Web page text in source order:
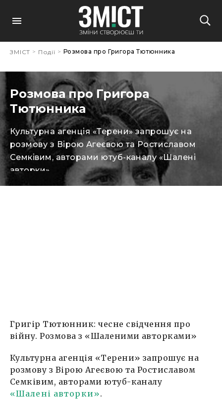
ЗМІСТ > Події > Розмова про Григора Тютюнника
Розмова про Григора
Тютюнника
Культурна агенція «Терени» запрошує на
розмову з Вірою Агеєвою та Ростиславом
Семківим, авторами ютуб-каналу «Шалені
авторки».
Григір Тютюнник: чесне свідчення про
війну. Розмова з «Шаленими авторками»
Культурна агенція «Терени» запрошує на
розмову з Вірою Агеєвою та Ростиславом
Семківим, авторами ютуб-каналу
«Шалені авторки».